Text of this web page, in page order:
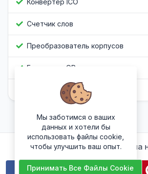
Конвертер ICO
Счетчик слов
Преобразователь корпусов
Генератор QR-кода
Обфускатор Javascript
Подписывайтесь на
Мы заботимся о ваших
данных и хотели бы
использовать файлы cookie,
чтобы улучшить ваш опыт.
Принимать Все Файлы Cookie